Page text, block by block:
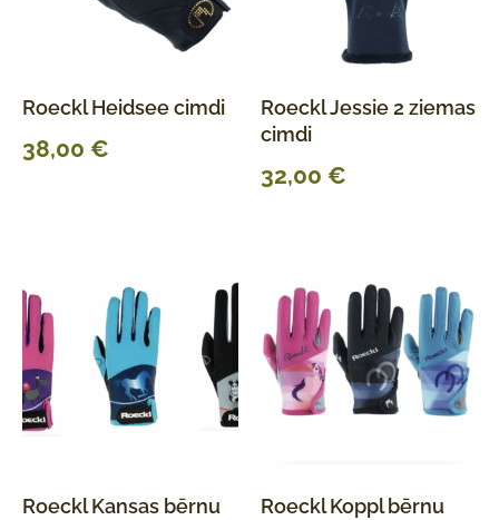
Roeckl Heidsee cimdi
38,00 €
Roeckl Jessie 2 ziemas
cimdi
32,00 €
Roeckl Kansas bērnu
Roeckl Koppl bērnu